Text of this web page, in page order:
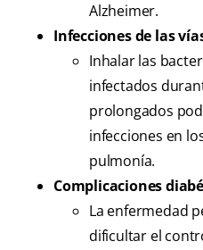
Alzheimer.
Infecciones de las
Inhalar las
infectados
prolongados
infecciones en
pulmonía.
Complicaciones
La enfermedad
dificultar el